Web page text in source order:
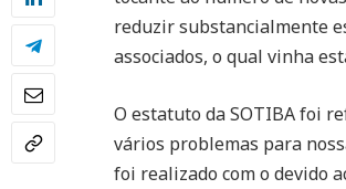
reduzir substancialmente
associados, o qual vinha
O estatuto da SOTIBA foi
vários problemas para
foi realizado com o devido